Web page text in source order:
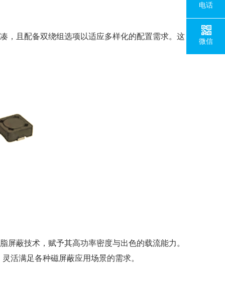
，且配备双绕组选项以适应多样化的配置需求。这
蔽技术，赋予其高功率密度与出色的载流能力。
活满足各种磁屏蔽应用场景的需求。
电话
微信